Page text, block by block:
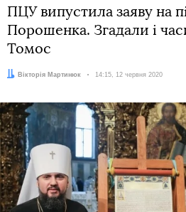
ПЦУ випустила заяву на
Порошенка. Згадали і
Томос
Автор:Вікторія Мартинюк Дата:
14:15, 12 червня 2020